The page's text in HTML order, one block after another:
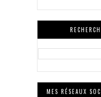
MES RÉSEAUX